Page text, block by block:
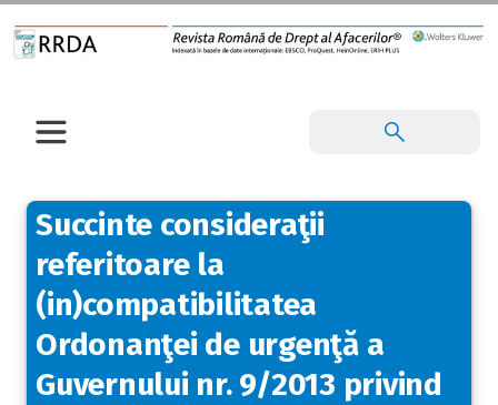
Succinte consideraţii
referitoare la
(in)compatibilitatea
Ordonanţei de urgenţă a
Guvernului nr. 9/2013 privind